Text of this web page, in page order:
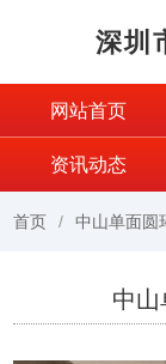
深圳
网站首页
资讯动态
首页 中山单面圆
中山